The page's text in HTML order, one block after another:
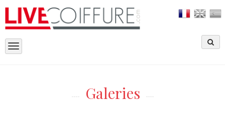
Toggle
Galeries